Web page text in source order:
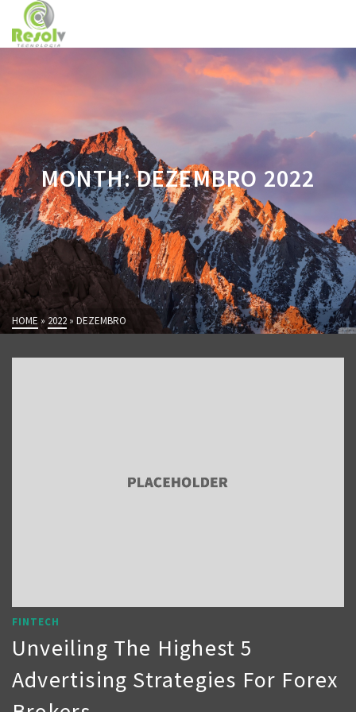
MONTH: DEZEMBRO 2022
HOME » 2022 » DEZEMBRO
FINTECH
Unveiling The Highest 5
Advertising Strategies For Forex